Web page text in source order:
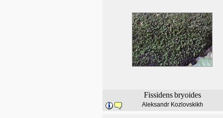
Fissidens bryoides
Aleksandr Kozlovskikh